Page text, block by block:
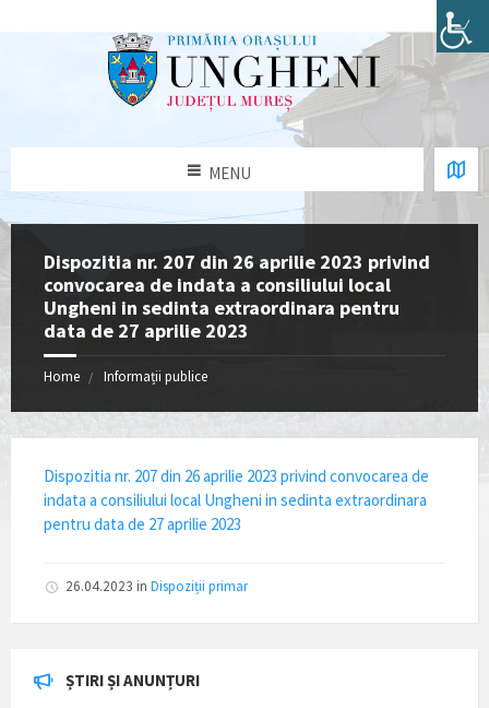
MENU
Dispozitia nr. 207 din 26 aprilie 2023 privind
convocarea de indata a consiliului local
Ungheni in sedinta extraordinara pentru
data de 27 aprilie 2023
Home Informații publice
Dispozitia nr. 207 din 26 aprilie 2023 privind convocarea de
indata a consiliului local Ungheni in sedinta extraordinara
pentru data de 27 aprilie 2023
26.04.2023 in Dispoziții primar
ȘTIRI ȘI ANUNȚURI